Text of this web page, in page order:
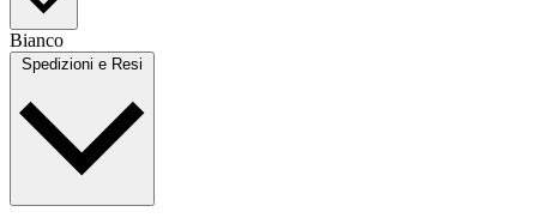
Bianco
Spedizioni e Resi